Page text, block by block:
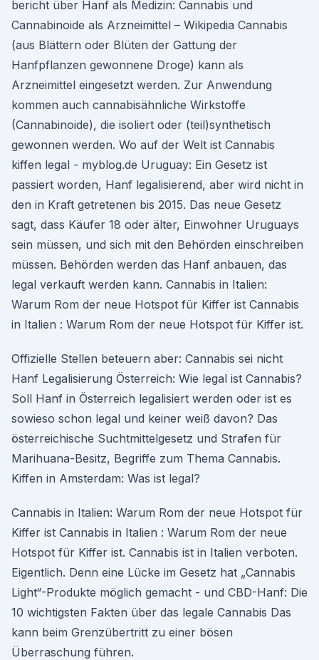
bericht über Hanf als Medizin: Cannabis und
Cannabinoide als Arzneimittel – Wikipedia Cannabis
(aus Blättern oder Blüten der Gattung der
Hanfpflanzen gewonnene Droge) kann als
Arzneimittel eingesetzt werden. Zur Anwendung
kommen auch cannabisähnliche Wirkstoffe
(Cannabinoide), die isoliert oder (teil)synthetisch
gewonnen werden. Wo auf der Welt ist Cannabis
kiffen legal - myblog.de Uruguay: Ein Gesetz ist
passiert worden, Hanf legalisierend, aber wird nicht in
den in Kraft getretenen bis 2015. Das neue Gesetz
sagt, dass Käufer 18 oder älter, Einwohner Uruguays
sein müssen, und sich mit den Behörden einschreiben
müssen. Behörden werden das Hanf anbauen, das
legal verkauft werden kann. Cannabis in Italien:
Warum Rom der neue Hotspot für Kiffer ist Cannabis
in Italien : Warum Rom der neue Hotspot für Kiffer ist.
Offizielle Stellen beteuern aber: Cannabis sei nicht
Hanf Legalisierung Österreich: Wie legal ist Cannabis?
Soll Hanf in Österreich legalisiert werden oder ist es
sowieso schon legal und keiner weiß davon? Das
österreichische Suchtmittelgesetz und Strafen für
Marihuana-Besitz, Begriffe zum Thema Cannabis.
Kiffen in Amsterdam: Was ist legal?
Cannabis in Italien: Warum Rom der neue Hotspot für
Kiffer ist Cannabis in Italien : Warum Rom der neue
Hotspot für Kiffer ist. Cannabis ist in Italien verboten.
Eigentlich. Denn eine Lücke im Gesetz hat „Cannabis
Light“-Produkte möglich gemacht - und CBD-Hanf: Die
10 wichtigsten Fakten über das legale Cannabis Das
kann beim Grenzübertritt zu einer bösen
Überraschung führen.